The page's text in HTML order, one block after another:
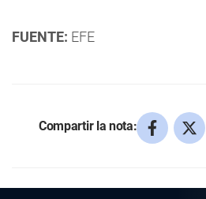
FUENTE: EFE
Compartir la nota: